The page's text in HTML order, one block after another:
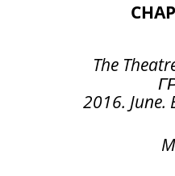
The
2016. June.